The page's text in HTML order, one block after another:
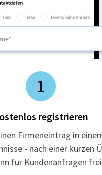
1
registrieren
Firmeneintrag in
- nach einer kurzen
für Kundenanfragen